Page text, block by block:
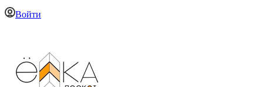
Войти